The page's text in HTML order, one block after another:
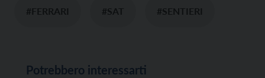
#FERRARI #SAT #SENTIERI
Potrebbero interessarti